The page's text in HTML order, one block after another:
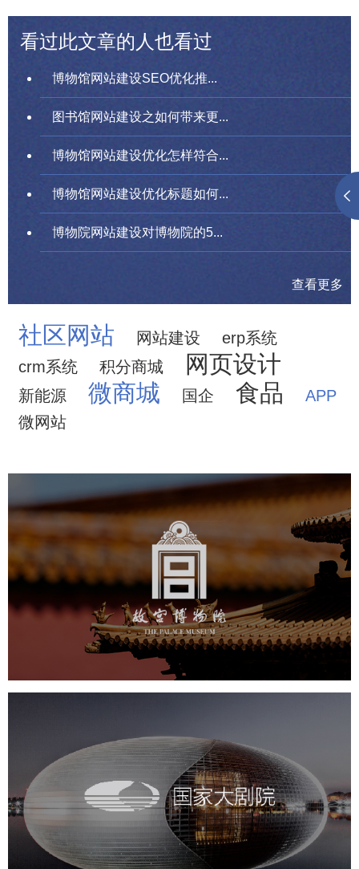
看过此文章的人也看过
博物馆网站建设SEO优化推...
图书馆网站建设之如何带来更...
博物馆网站建设优化怎样符合...
博物馆网站建设优化标题如何...
博物院网站建设对博物院的5...
查看更多
社区网站 网站建设
erp系统
crm系统
积分商城 网页设计
新能源 微商城 国企 食品
APP
微网站
故宫博物院
文化艺术 博物馆 智慧博物馆
博物馆网站建设
景区网站建设
文创商城 万能专题 网站代运营
国家大剧院
文化艺术 剧院 智慧展馆 展馆网站建设